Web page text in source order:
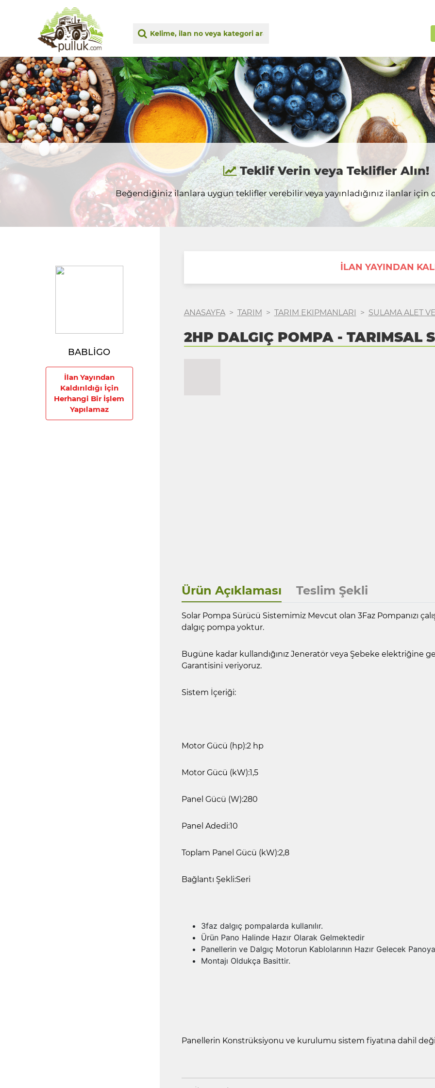
Teklif Verin veya Teklifler Alın!
Beğendiğiniz ilanlara uygun teklifler verebilir veya yayınladığınız ilanlar
BABLİGO
İlan Yayından
Kaldırıldığı İçin
Herhangi Bir İşlem
Yapılamaz
İLAN YAYINDAN
ANASAYFA > TARIM > TARIM EKIPMANLARI > SULAMA ALET
2HP DALGIÇ POMPA - TARIMSAL
Ürün Açıklaması Teslim Şekli
Solar Pompa Sürücü Sistemimiz Mevcut olan 3Faz Pompanızı
dalgıç pompa yoktur.
Bugüne kadar kullandığınız Jeneratör veya Şebeke elektriğine
Garantisini veriyoruz.
Sistem İçeriği:
Motor Gücü (hp):2 hp
Motor Gücü (kW):1,5
Panel Gücü (W):280
Panel Adedi:10
Toplam Panel Gücü (kW):2,8
Bağlantı Şekli:Seri
3faz dalgıç pompalarda kullanılır.
Ürün Pano Halinde Hazır Olarak Gelmektedir
Panellerin ve Dalgıç Motorun Kablolarının Hazır Gelecek
Montajı Oldukça Basittir.
Panellerin Konstrüksiyonu ve kurulumu sistem fiyatına dahil